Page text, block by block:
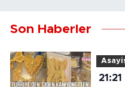
Son Haberler
21:21